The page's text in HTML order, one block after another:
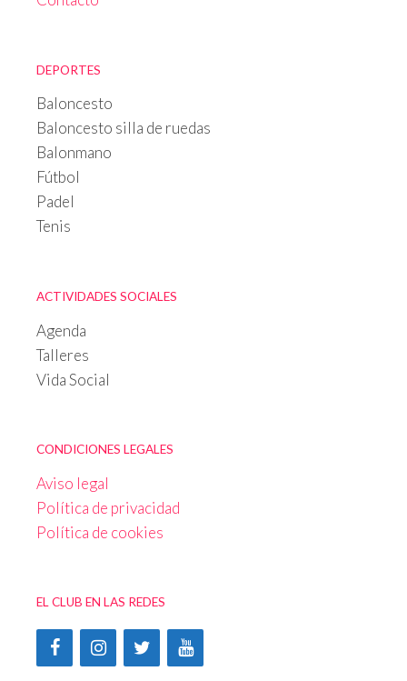
DEPORTES
Baloncesto
Baloncesto silla de ruedas
Balonmano
Fútbol
Padel
Tenis
ACTIVIDADES SOCIALES
Agenda
Talleres
Vida Social
CONDICIONES LEGALES
Aviso legal
Política de privacidad
Política de cookies
EL CLUB EN LAS REDES